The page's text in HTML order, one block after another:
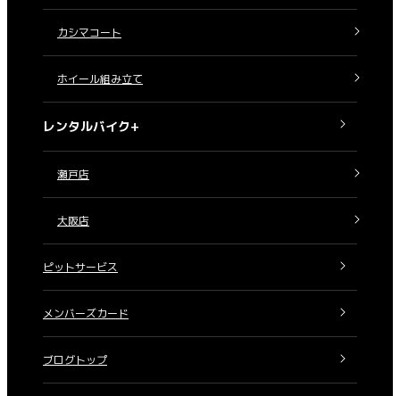
カシマコート
ホイール組み立て
レンタルバイク+
瀬戸店
大阪店
ピットサービス
メンバーズカード
ブログトップ